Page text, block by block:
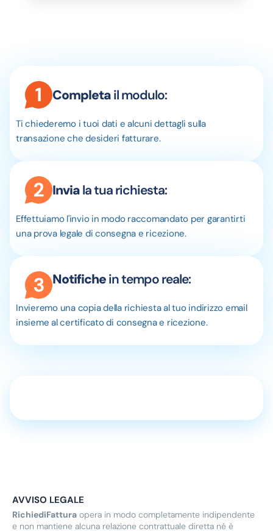
Completail modulo:
Ti chiederemo i tuoi dati e alcuni dettagli sulla
transazione che desideri fatturare.
Inviala tua richiesta:
Effettuiamo l'invio in modo raccomandato per garantirti
una prova legale di consegna e ricezione.
Notifichein tempo reale:
Invieremo una copia della richiesta al tuo indirizzo email
insieme al certificato di consegna e ricezione.
AVVISO LEGALE
RichiediFattura opera in modo completamente indipendente
e non mantiene alcuna relazione contrattuale diretta né è